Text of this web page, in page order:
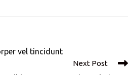
vel tincidunt
Next Post